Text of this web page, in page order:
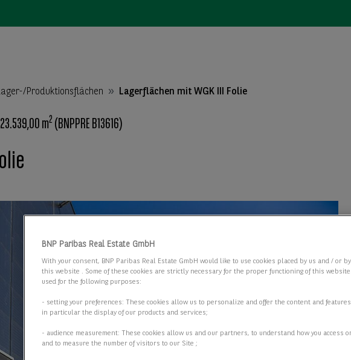
Produktionsflächen Lagerflächen mit WGK III Folie
m2 (BNPPRE B13616)
BNP Paribas Real Estate GmbH
With your consent, BNP Paribas Real Estate GmbH would like to use cookies placed by us and / or
this website . Some of these cookies are strictly necessary for the proper functioning of this
used for the following purposes:
- setting your preferences: These cookies allow us to personalize and offer the content and
in particular the display of our products and services;
- audience measurement: These cookies allow us and our partners, to understand how you access
and to measure the number of visitors to our Site ;